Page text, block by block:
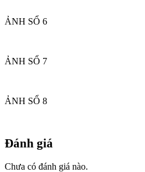
ẢNH SỔ 6
ẢNH SỔ 7
ẢNH SỔ 8
Đánh giá
Chưa có đánh giá nào.